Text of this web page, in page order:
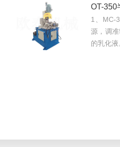
OT-350
1、MC-
源，调
的乳化